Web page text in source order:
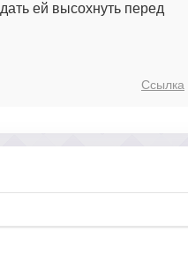
ей высохнуть перед
Ссылка